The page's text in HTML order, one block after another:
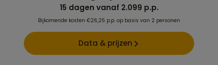
15 dagen vanaf 2.099 p.p.
Bijkomende kosten €26,25 p.p. op basis van 2 personen
Data & prijzen